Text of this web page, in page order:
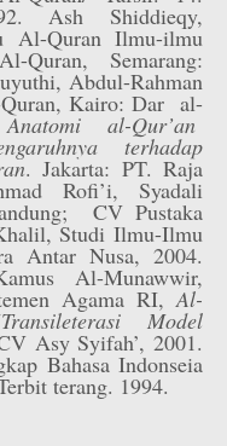
Ash Shiddieqy,
Al-Quran Ilmu-ilmu
Quran, Semarang:
Abdul-Rahman
Kairo: Dar al-
Anatomi al-Qur’an
terhadap
. Jakarta: PT. Raja
Rofi’i, Syadali
CV Pustaka
Studi Ilmu-Ilmu
Antar Nusa, 2004.
Al-Munawwir,
Agama RI,Al-
Model
Asy Syifah’, 2001.
Bahasa Indonseia
terang. 1994.